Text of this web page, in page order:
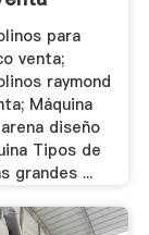
para
venta;
raymond
Máquina
diseño
Tipos de
grandes ...